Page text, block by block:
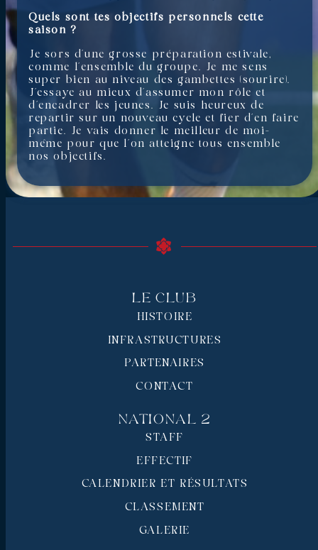
Quels sont tes objectifs personnels cette
saison ?
Je sors d’une grosse préparation estivale,
comme l’ensemble du groupe. Je me sens
super bien au niveau des gambettes (sourire).
J’essaye au mieux d’assumer mon rôle et
d’encadrer les jeunes. Je suis heureux de
repartir sur un nouveau cycle et fier d’en faire
partie. Je vais donner le meilleur de moi-
même pour que l’on atteigne tous ensemble
nos objectifs.
Le Club
HISTOIRE
INFRASTRUCTURES
PARTENAIRES
CONTACT
National 2
STAFF
EFFECTIF
CALENDRIER ET RÉSULTATS
CLASSEMENT
GALERIE